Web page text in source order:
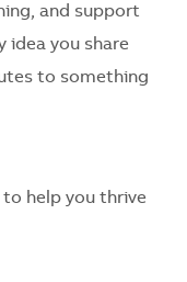
and support
idea you share
to something
help you thrive